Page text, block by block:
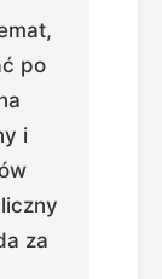
po
i
za